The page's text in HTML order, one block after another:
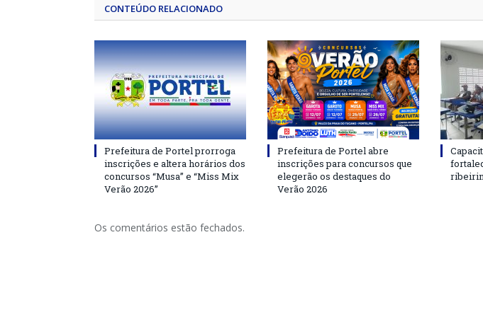
CONTEÚDO RELACIONADO
Prefeitura de Portel prorroga
inscrições e altera horários dos
concursos “Musa” e “Miss Mix
Verão 2026”
Prefeitura de Portel abre
inscrições para concursos que
elegerão os destaques do
Verão 2026
Os comentários estão fechados.